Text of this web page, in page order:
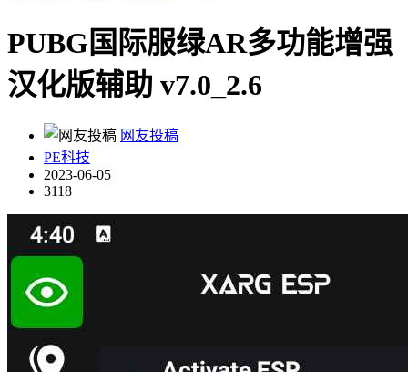
PUBG国际服绿AR多功能增强
汉化版辅助 v7.0_2.6
网友投稿
PE科技
2023-06-05
3118